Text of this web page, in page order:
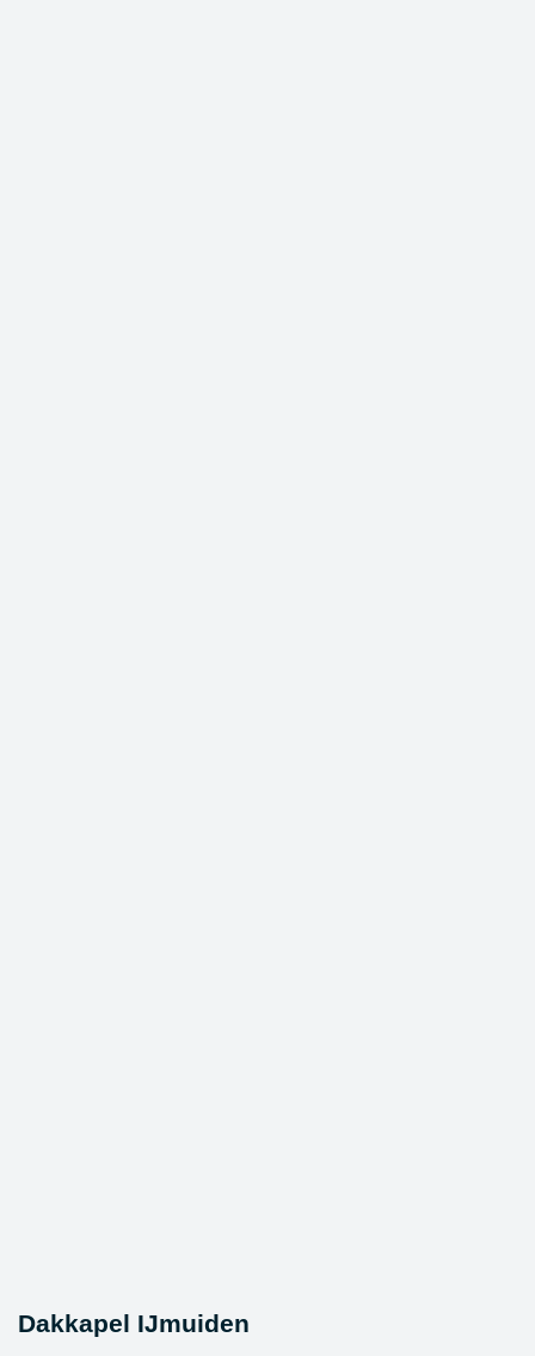
Dakkapel IJmuiden